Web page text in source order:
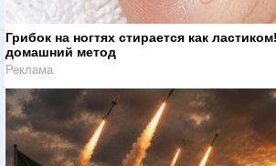
Грибок на ногтях стирается как
домашний метод
Реклама